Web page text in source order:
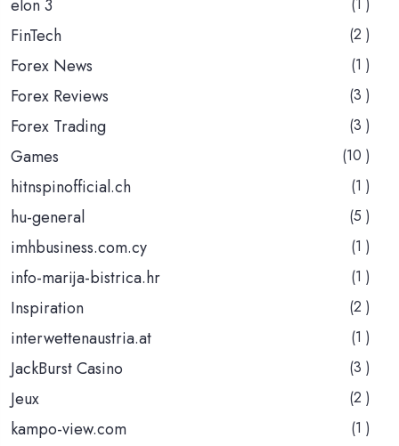
elon 3
FinTech (2 )
Forex News (1 )
Forex Reviews (3 )
Forex Trading (3 )
Games (10 )
hitnspinofficial.ch (1 )
hu-general (5 )
imhbusiness.com.cy (1 )
info-marija-bistrica.hr (1 )
Inspiration (2 )
interwettenaustria.at (1 )
JackBurst Casino (3 )
Jeux (2 )
kampo-view.com (1 )